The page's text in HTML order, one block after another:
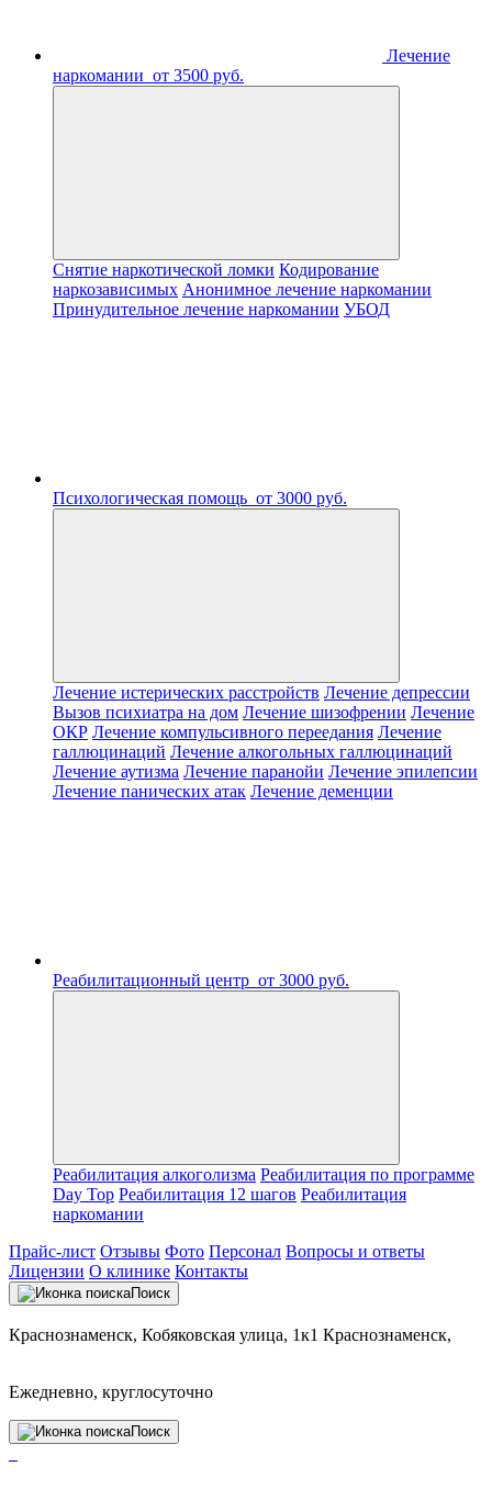
Лечение
наркомании от 3500 руб.
Снятие наркотической ломки Кодирование
наркозависимых Анонимное лечение наркомании
Принудительное лечение наркомании УБОД
Психологическая помощь от 3000 руб.
Лечение истерических расстройств Лечение депрессии
Вызов психиатра на дом Лечение шизофрении Лечение
ОКР Лечение компульсивного переедания Лечение
галлюцинаций Лечение алкогольных галлюцинаций
Лечение аутизма Лечение паранойи Лечение эпилепсии
Лечение панических атак Лечение деменции
Реабилитационный центр от 3000 руб.
Реабилитация алкоголизма Реабилитация по программе
Day Top Реабилитация 12 шагов Реабилитация
наркомании
Прайс-лист Отзывы Фото Персонал Вопросы и ответы
Лицензии О клинике Контакты
Поиск
Краснознаменск, Кобяковская улица, 1к1 Краснознаменск,
Ежедневно, круглосуточно
Поиск